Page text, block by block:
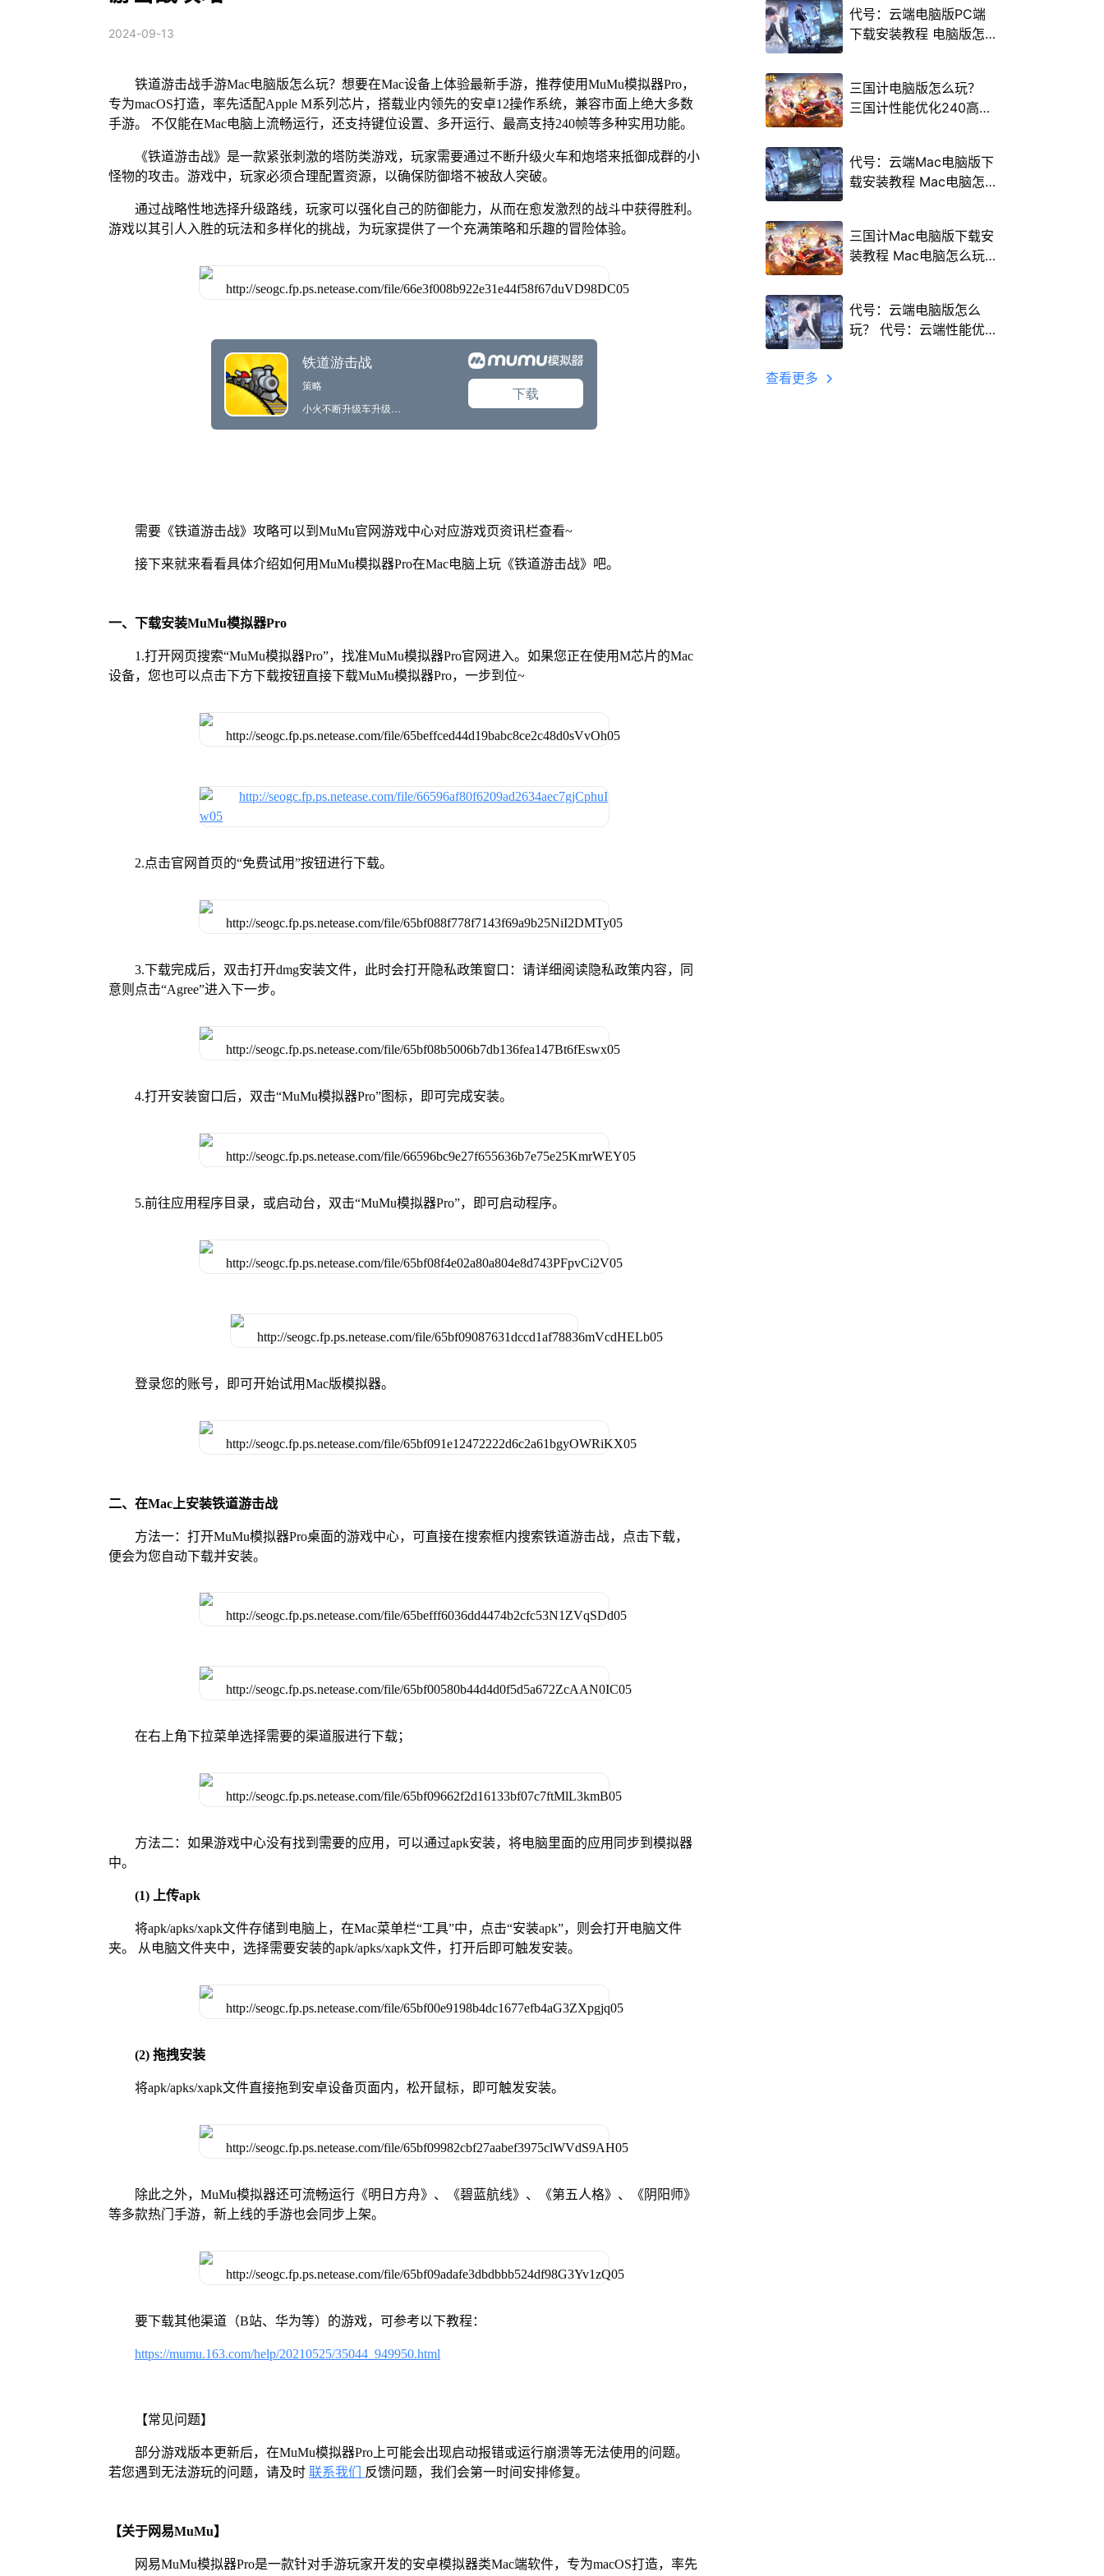
2024-09-13
铁道游击战手游Mac电脑版怎么玩？想要在Mac设备上体验最新手游，推荐使用MuMu模拟器Pro，
专为macOS打造，率先适配Apple M系列芯片，搭载业内领先的安卓12操作系统，兼容市面上绝大多数
手游。 不仅能在Mac电脑上流畅运行，还支持键位设置、多开运行、最高支持240帧等多种实用功能。
《铁道游击战》是一款紧张刺激的塔防类游戏，玩家需要通过不断升级火车和炮塔来抵御成群的小
怪物的攻击。游戏中，玩家必须合理配置资源，以确保防御塔不被敌人突破。
通过战略性地选择升级路线，玩家可以强化自己的防御能力，从而在愈发激烈的战斗中获得胜利。
游戏以其引人入胜的玩法和多样化的挑战，为玩家提供了一个充满策略和乐趣的冒险体验。
需要《铁道游击战》攻略可以到MuMu官网游戏中心对应游戏页资讯栏查看~
接下来就来看看具体介绍如何用MuMu模拟器Pro在Mac电脑上玩《铁道游击战》吧。
一、下载安装MuMu模拟器Pro
1.打开网页搜索“MuMu模拟器Pro”，找准MuMu模拟器Pro官网进入。如果您正在使用M芯片的Mac
设备，您也可以点击下方下载按钮直接下载MuMu模拟器Pro，一步到位~
2.点击官网首页的“免费试用”按钮进行下载。
3.下载完成后，双击打开dmg安装文件，此时会打开隐私政策窗口：请详细阅读隐私政策内容，同
意则点击“Agree”进入下一步。
4.打开安装窗口后，双击“MuMu模拟器Pro”图标，即可完成安装。
5.前往应用程序目录，或启动台，双击“MuMu模拟器Pro”，即可启动程序。
登录您的账号，即可开始试用Mac版模拟器。
二、在Mac上安装铁道游击战
方法一：打开MuMu模拟器Pro桌面的游戏中心，可直接在搜索框内搜索铁道游击战，点击下载，
便会为您自动下载并安装。
在右上角下拉菜单选择需要的渠道服进行下载；
方法二：如果游戏中心没有找到需要的应用，可以通过apk安装，将电脑里面的应用同步到模拟器
中。
(1) 上传apk
将apk/apks/xapk文件存储到电脑上，在Mac菜单栏“工具”中，点击“安装apk”，则会打开电脑文件
夹。 从电脑文件夹中，选择需要安装的apk/apks/xapk文件，打开后即可触发安装。
(2) 拖拽安装
将apk/apks/xapk文件直接拖到安卓设备页面内，松开鼠标，即可触发安装。
除此之外，MuMu模拟器还可流畅运行《明日方舟》、《碧蓝航线》、《第五人格》、《阴阳师》
等多款热门手游，新上线的手游也会同步上架。
要下载其他渠道（B站、华为等）的游戏，可参考以下教程：
https://mumu.163.com/help/20210525/35044_949950.html
【常见问题】
部分游戏版本更新后，在MuMu模拟器Pro上可能会出现启动报错或运行崩溃等无法使用的问题。
若您遇到无法游玩的问题，请及时 联系我们 反馈问题，我们会第一时间安排修复。
【关于网易MuMu】
网易MuMu模拟器Pro是一款针对手游玩家开发的安卓模拟器类Mac端软件，专为macOS打造，率先
代号：云端电脑版PC端
下载安装教程 电脑版怎
三国计电脑版怎么玩？
三国计性能优化240高帧
代号：云端Mac电脑版下
载安装教程 Mac电脑怎
三国计Mac电脑版下载安
装教程 Mac电脑怎么玩
代号：云端电脑版怎么
玩？ 代号：云端性能优
查看更多